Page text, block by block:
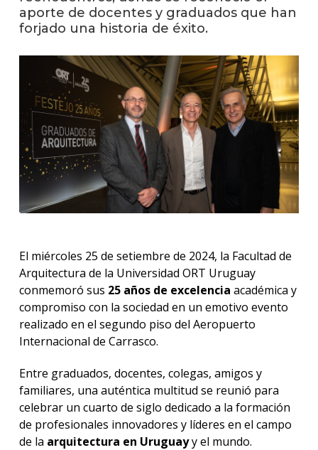
en
los
aporte de docentes y graduados que han
forjado una historia de éxito.
El miércoles 25 de setiembre de 2024, la Facultad de
Arquitectura de la Universidad ORT Uruguay
conmemoró sus 25 años de excelencia académica y
compromiso con la sociedad en un emotivo evento
realizado en el segundo piso del Aeropuerto
Internacional de Carrasco.
Entre graduados, docentes, colegas, amigos y
familiares, una auténtica multitud se reunió para
celebrar un cuarto de siglo dedicado a la formación
de profesionales innovadores y líderes en el campo
de la arquitectura en Uruguayy el mundo.